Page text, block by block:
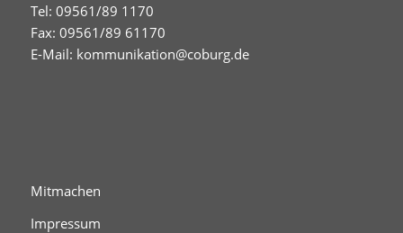
Tel: 09561/89 1170
Fax: 09561/89 61170
E-Mail: kommunikation@coburg.de
Mitmachen
Impressum